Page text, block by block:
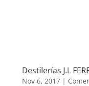
Destilerías J.L
Nov 6, 2017|